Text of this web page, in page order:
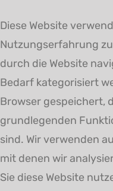
Diese Website
Nutzungserfahrung
durch die Website
Bedarf kategorisiert
Browser gespeichert,
grundlegenden
sind. Wir verwenden
mit denen wir
Sie diese Website